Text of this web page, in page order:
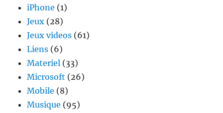
iPhone (1)
Jeux (28)
Jeux videos (61)
Liens (6)
Materiel (33)
Microsoft (26)
Mobile (8)
Musique (95)